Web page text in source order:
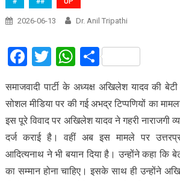
2026-06-13 Dr. Anil Tripathi
Facebook
Twitter
WhatsApp
Share
समाजवादी पार्टी के अध्यक्ष अखिलेश यादव की
सोशल मीडिया पर की गई अभद्र टिप्पणियों का
इस पूरे विवाद पर अखिलेश यादव ने गहरी नाराजगी
दर्ज कराई है। वहीं अब इस मामले पर
आदित्यनाथ ने भी बयान दिया है। उन्होंने कहा कि
का सम्मान होना चाहिए। इसके साथ ही उन्होंने